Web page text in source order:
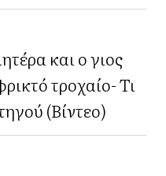
και ο γιος
τροχαίο- Τι
(Βίντεο)